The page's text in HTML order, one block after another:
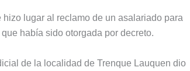
lugar al reclamo de un asalariado para
había sido otorgada por decreto.
de la localidad de Trenque Lauquen dio